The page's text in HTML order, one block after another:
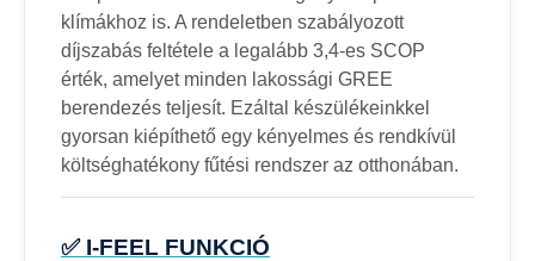
klímákhoz is. A rendeletben szabályozott
díjszabás feltétele a legalább 3,4-es SCOP
érték, amelyet minden lakossági GREE
berendezés teljesít. Ezáltal készülékeinkkel
gyorsan kiépíthető egy kényelmes és rendkívül
költséghatékony fűtési rendszer az otthonában.
✅ I-FEEL FUNKCIÓ